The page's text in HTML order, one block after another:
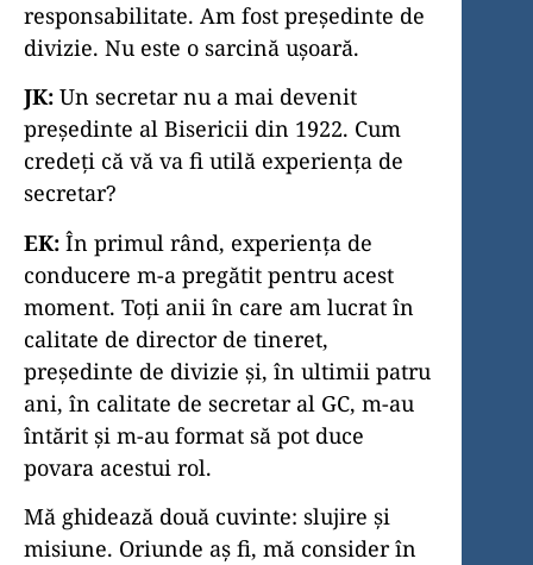
responsabilitate. Am fost președinte de
divizie. Nu este o sarcină ușoară.
JK: Un secretar nu a mai devenit
președinte al Bisericii din 1922. Cum
credeți că vă va fi utilă experiența de
secretar?
EK: În primul rând, experiența de
conducere m-a pregătit pentru acest
moment. Toți anii în care am lucrat în
calitate de director de tineret,
președinte de divizie și, în ultimii patru
ani, în calitate de secretar al GC, m-au
întărit și m-au format să pot duce
povara acestui rol.
Mă ghidează două cuvinte: slujire și
misiune. Oriunde aș fi, mă consider în